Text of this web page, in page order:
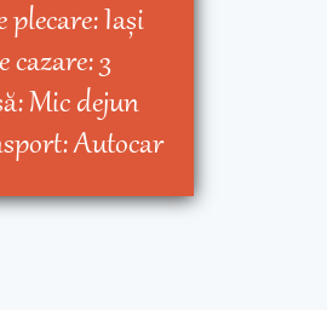
plecare:Iaşi
cazare:3
Mic dejun
Autocar